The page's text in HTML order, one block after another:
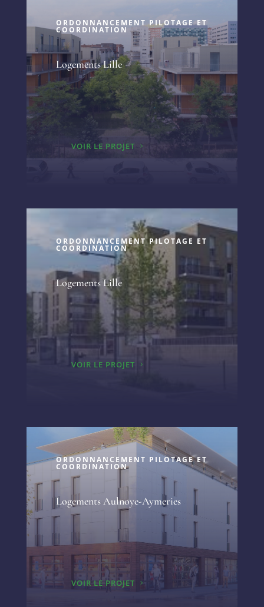
ORDONNANCEMENT PILOTAGE ET
COORDINATION
Logements Lille
VOIR LE PROJET
ORDONNANCEMENT PILOTAGE ET
COORDINATION
Logements Lille
VOIR LE PROJET
ORDONNANCEMENT PILOTAGE ET
COORDINATION
Logements Aulnoye-Aymeries
VOIR LE PROJET